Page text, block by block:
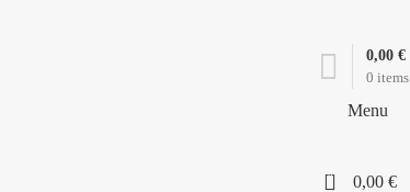
0 items
0,00 €
Menu
0 0,00 €